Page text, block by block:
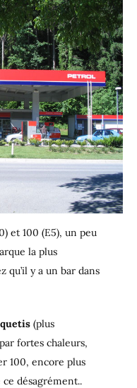
et 100 (E5), un peu
la plus
qu’il y a un bar dans
(plus
fortes chaleurs,
100, encore plus
désagrément..